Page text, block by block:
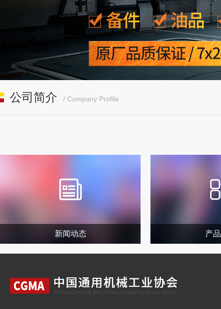
公司简介 / Company Profile
新闻动态 产